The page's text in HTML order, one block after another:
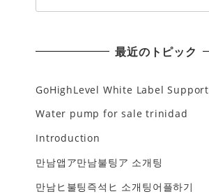
索
最近のトピック
GoHighLevel White Label Support
Water pump for sale trinidad
Introduction
만남앱ア만남불팅ア 소개팅
만남ヒ불팅즉석ヒ 소개팅어플하기